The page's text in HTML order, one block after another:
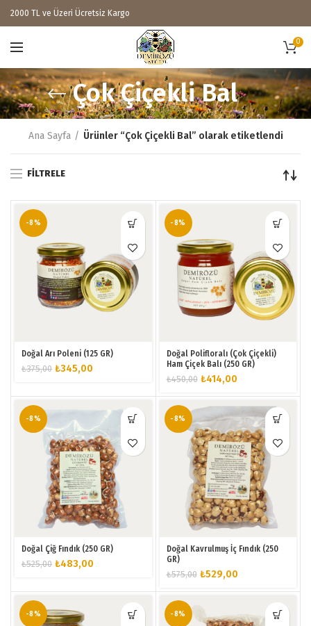
2000 TL ve Üzeri Ücretsiz Kargo
0
Çok Çiçekli Bal
Ana Sayfa Ürünler “Çok Çiçekli Bal” olarak etiketlendi
FILTRELE
-8%
Doğal Arı Poleni (125 GR)
₺375,00 Orijinal
₺345,00
-8%
Doğal Polifloralı (Çok Çiçekli)
Ham Çiçek Balı (250 GR)
₺450,00 Orijinal
₺450,00.
₺414,00Şu
fiyat:
₺414,00.
-8%
Doğal Çiğ Fındık (250 GR)
₺525,00 Orijinal
₺483,00
-8%
Doğal Kavrulmuş İç Fındık (250
GR)
₺575,00 Orijinal
₺529,00Şu
₺529,00.
-8% -8%